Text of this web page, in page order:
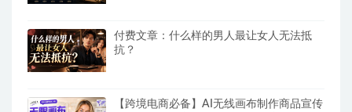
付费文章：什么样的男人最让女人无法抵
抗？
【跨境电商必备】AI无线画布制作商品宣传